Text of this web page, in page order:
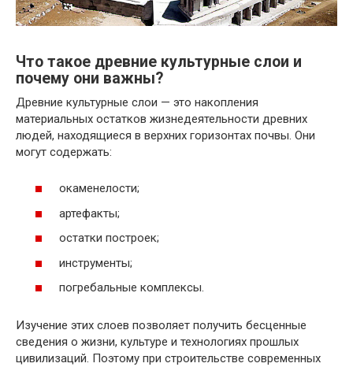
Что такое древние культурные слои и
почему они важны?
Древние культурные слои — это накопления
материальных остатков жизнедеятельности древних
людей, находящиеся в верхних горизонтах почвы. Они
могут содержать:
окаменелости;
артефакты;
остатки построек;
инструменты;
погребальные комплексы.
Изучение этих слоев позволяет получить бесценные
сведения о жизни, культуре и технологиях прошлых
цивилизаций. Поэтому при строительстве современных